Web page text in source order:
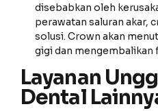
disebabkan oleh
perawatan saluran akar,
solusi. Crown akan
gigi dan mengembalikan
Layanan
Dental